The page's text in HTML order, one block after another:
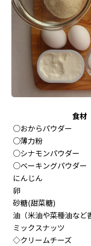
食材
○おからパウダー
○薄力粉
○シナモンパウダー
○ベーキングパウダー
にんじん
卵
砂糖(甜菜糖)
油（米油や菜種油など
ミックスナッツ
◇クリームチーズ